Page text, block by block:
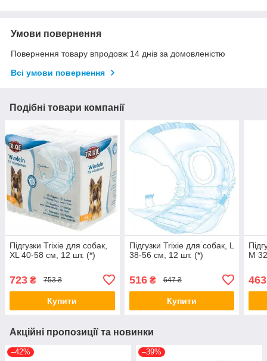
Умови повернення
Повернення товару впродовж 14 днів за домовленістю
Всі умови повернення
Подібні товари компанії
Підгузки Trixie для собак,
XL 40-58 см, 12 шт. (*)
723 ₴ 753 ₴
Купити
Підгузки Trixie для собак, L
38-56 см, 12 шт. (*)
516₴ 647 ₴
Купити
M
463
Акційні пропозиції та новинки
–42% –39%